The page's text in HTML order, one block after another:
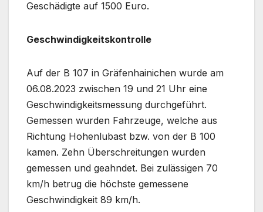
Geschädigte auf 1500 Euro.
Geschwindigkeitskontrolle
Auf der B 107 in Gräfenhainichen wurde am
06.08.2023 zwischen 19 und 21 Uhr eine
Geschwindigkeitsmessung durchgeführt.
Gemessen wurden Fahrzeuge, welche aus
Richtung Hohenlubast bzw. von der B 100
kamen. Zehn Überschreitungen wurden
gemessen und geahndet. Bei zulässigen 70
km/h betrug die höchste gemessene
Geschwindigkeit 89 km/h.